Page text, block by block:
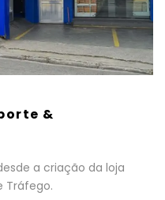
&
a criação da loja
Tráfego.